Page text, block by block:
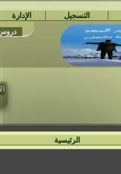
التسجيل الإدارة
الرئيسية